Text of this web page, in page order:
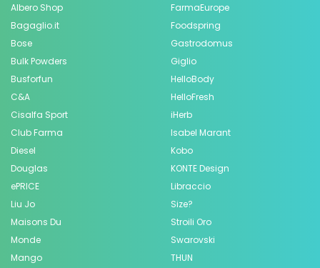
Albero Shop
Bagaglio.it
Bose
Bulk Powders
Busforfun
C&A
Cisalfa Sport
Club Farma
Diesel
Douglas
ePRICE
FarmaEurope
Foodspring
Gastrodomus
Giglio
HelloBody
HelloFresh
iHerb
Isabel Marant
Kobo
KONTE Design
Libraccio
Liu Jo
Maisons Du
Monde
Mango
Size?
Stroili Oro
Swarovski
THUN